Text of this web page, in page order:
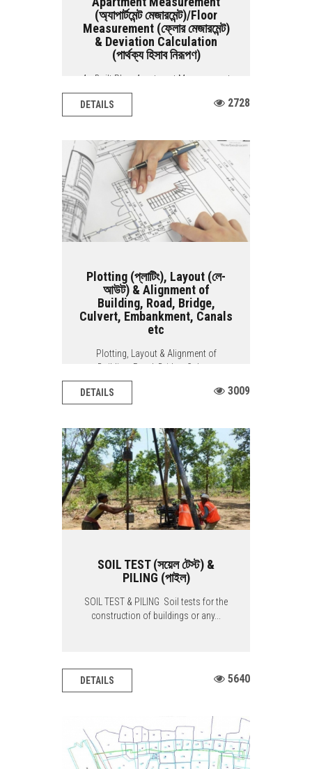
(অ্যাপার্টমেন্ট মেজারমেন্ট)/Floor
Measurement (ফ্লোর মেজারমেন্ট)
& Deviation Calculation
(পার্থক্য হিসাব নিরূপণ)
As Built Plan, Apartment Measurement
/ Floor Measurement & Deviation
DETAILS 2728
Plotting (প্লাটিং), Layout (লে-
আউট) & Alignment of
Building, Road, Bridge,
Culvert, Embankment, Canals
etc
Plotting, Layout & Alignment of
Building, Road, Bridge, Culvert,
Embankment,...
DETAILS
3009
SOIL TEST (সয়েল টেস্ট) &
PILING (পাইল)
SOIL TEST & PILING Soil tests for the
construction of buildings or any...
DETAILS 5640